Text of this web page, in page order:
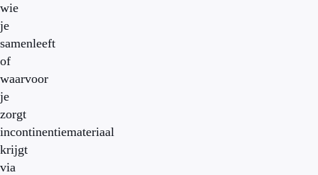
wie
je
samenleeft
of
waarvoor
je
zorgt
incontinentiemateriaal
krijgt
via